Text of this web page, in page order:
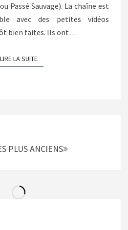
Passé Sauvage). La chaîne est
avec des petites vidéos
bien faites. Ils ont…
LIRE LA SUITELIRE LA SUITE
PLUS ANCIENS